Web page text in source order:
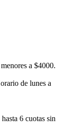
a $4000.
de lunes a
6 cuotas sin